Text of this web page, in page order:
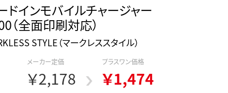
ドインモバイルチャージャー
（全面印刷対応）
STYLE（マークレススタイル）
メーカー定価
￥2,178
プラスワン価格
￥1,474